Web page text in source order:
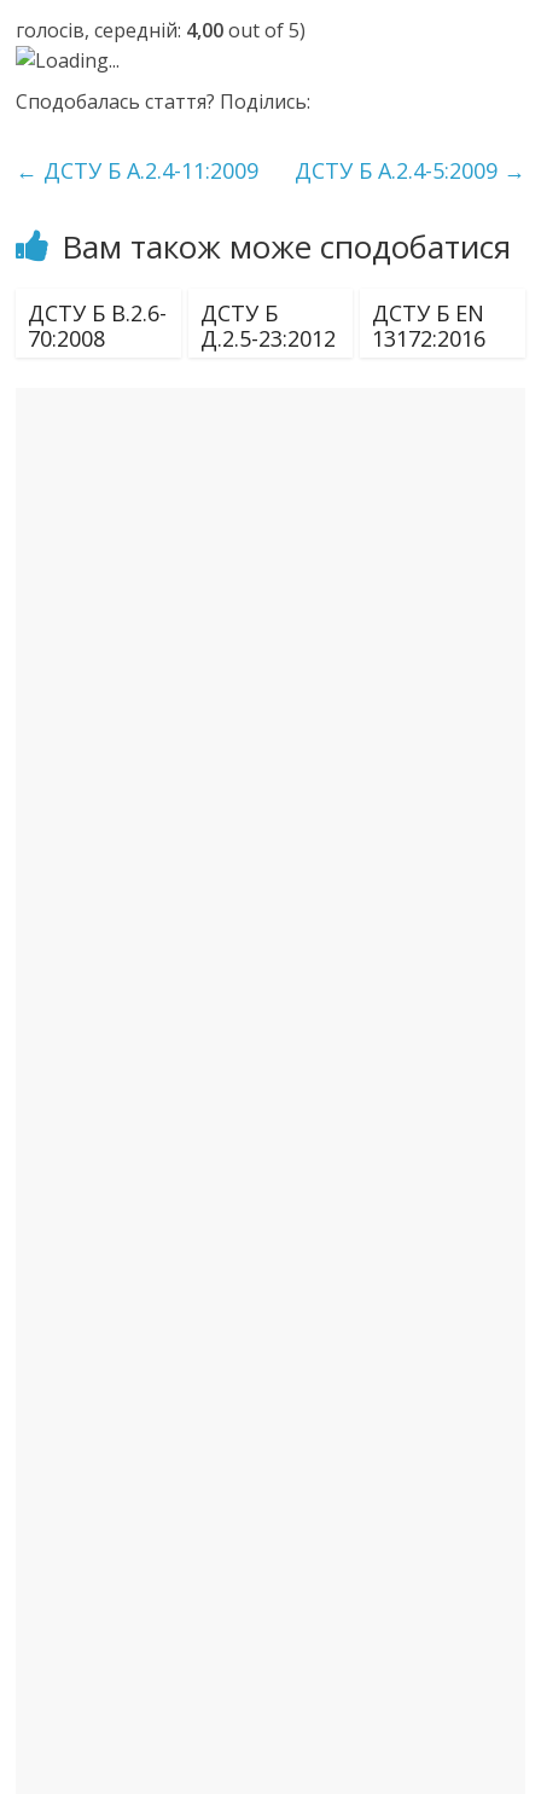
голосів, середній: 4,00out of 5)
Loading...
Сподобалась стаття? Поділись:
← ДСТУ Б А.2.4-11:2009 ДСТУ Б А.2.4-5:2009 →
Вам також може сподобатися
ДСТУ Б В.2.6-
70:2008
ДСТУ Б
Д.2.5-23:2012
ДСТУ Б EN
13172:2016